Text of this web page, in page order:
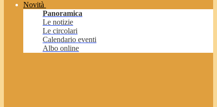
Novità
Panoramica
Le notizie
Le circolari
Calendario eventi
Albo online